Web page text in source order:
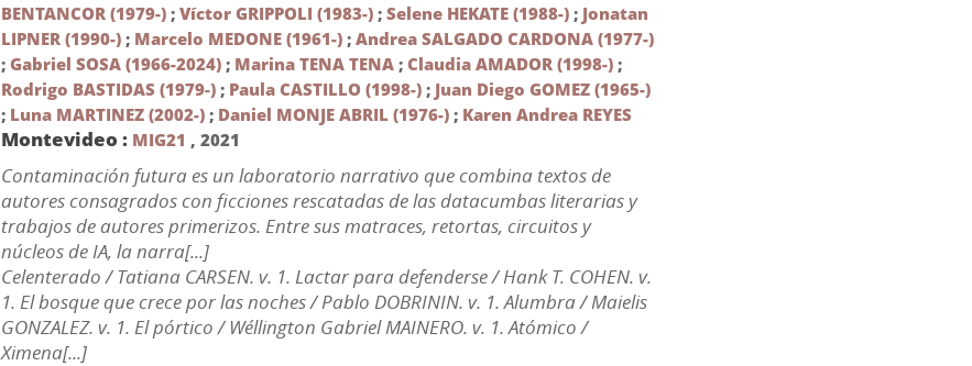
BENTANCOR (1979-) ;Víctor GRIPPOLI (1983-) ;Selene HEKATE (1988-) ; Jonatan
LIPNER (1990-) ; Marcelo MEDONE (1961-) ;Andrea SALGADO CARDONA (1977-)
;Gabriel SOSA (1966-2024) ; Marina TENA TENA ;Claudia AMADOR (1998-) ;
Rodrigo BASTIDAS (1979-) ; Paula CASTILLO (1998-) ; Juan Diego GOMEZ (1965-)
; Luna MARTINEZ (2002-) ; Daniel MONJE ABRIL (1976-) ; Karen Andrea REYES
Montevideo : MIG21 ,2021
Contaminación futura es un laboratorio narrativo que combina textos de
autores consagrados con ficciones rescatadas de las datacumbas literarias y
trabajos de autores primerizos. Entre sus matraces, retortas, circuitos y
núcleos de IA, la narra[...]
Celenterado / Tatiana CARSEN. v. 1. Lactar para defenderse / Hank T. COHEN. v.
1. El bosque que crece por las noches / Pablo DOBRININ. v. 1. Alumbra / Maielis
GONZALEZ. v. 1. El pórtico / Wéllington Gabriel MAINERO. v. 1. Atómico /
Ximena[...]